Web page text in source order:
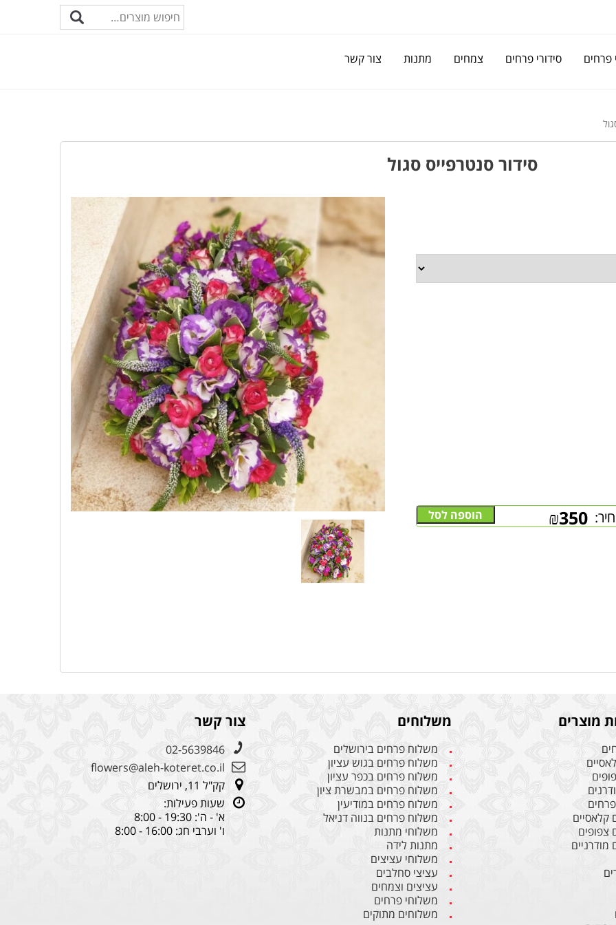
פרחים סידורי פרחים צמחים מתנות צור קשר
סידור סנטרפייס סגול
₪350 הוספה לסל
מוצרים
פרחים
קלאסיים
צפופים
מודרניים
משלוחים
משלוח פרחים בירושלים
משלוח פרחים בגוש עציון
משלוח פרחים בכפר עציון
משלוח פרחים במבשרת ציון
משלוח פרחים במודיעין
משלוח פרחים בנווה דניאל
משלוחי מתנות
מתנות לידה
משלוחי עציצים
עציצי סחלבים
עציצים וצמחים
משלוחי פרחים
משלוחים מתוקים
צור קשר
02-5639846
flowers@aleh-koteret.co.il
קק"ל 11, ירושלים
שעות פעילות:
א' - ה': 19:30 - 8:00
ו' וערבי חג: 16:00 - 8:00